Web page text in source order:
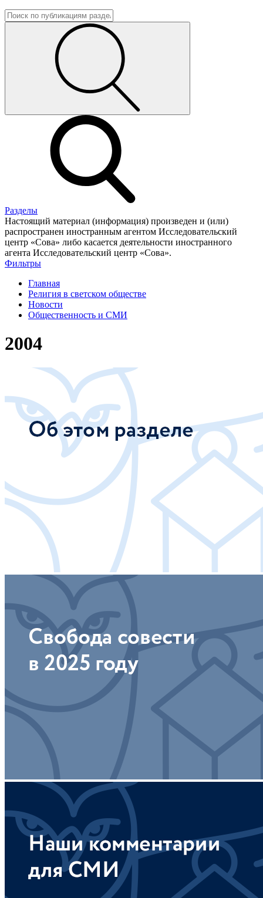
Разделы
Настоящий материал (информация) произведен и (или)
распространен иностранным агентом Исследовательский
центр «Сова» либо касается деятельности иностранного
агента Исследовательский центр «Сова».
Фильтры
Главная
Религия в светском обществе
Новости
Общественность и СМИ
2004